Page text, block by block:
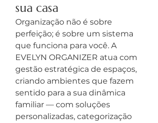
sua casa
Organização não é sobre
perfeição; é sobre um sistema
que funciona para você. A
EVELYN ORGANIZER atua com
gestão estratégica de espaços,
criando ambientes que fazem
sentido para a sua dinâmica
familiar — com soluções
personalizadas, categorização